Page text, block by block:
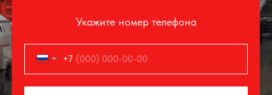
Укажите номер телефона
+7